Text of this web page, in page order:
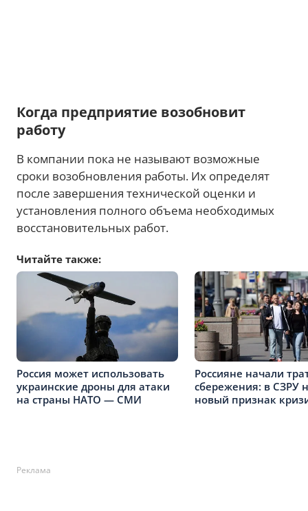
Когда предприятие возобновит
работу
В компании пока не называют возможные
сроки возобновления работы. Их определят
после завершения технической оценки и
установления полного объема необходимых
восстановительных работ.
Читайте также:
Россия может использовать
украинские дроны для атаки
на страны НАТО — СМИ
Россияне начали
сбережения: в СЗРУ
новый признак
Реклама